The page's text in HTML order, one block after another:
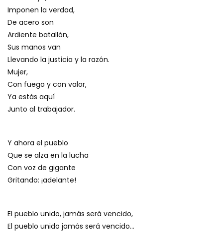
Imponen la verdad,
De acero son
Ardiente batallón,
Sus manos van
Llevando la justicia y la razón.
Mujer,
Con fuego y con valor,
Ya estás aquí
Junto al trabajador.
Y ahora el pueblo
Que se alza en la lucha
Con voz de gigante
Gritando: ¡adelante!
El pueblo unido, jamás será vencido,
El pueblo unido jamás será vencido…